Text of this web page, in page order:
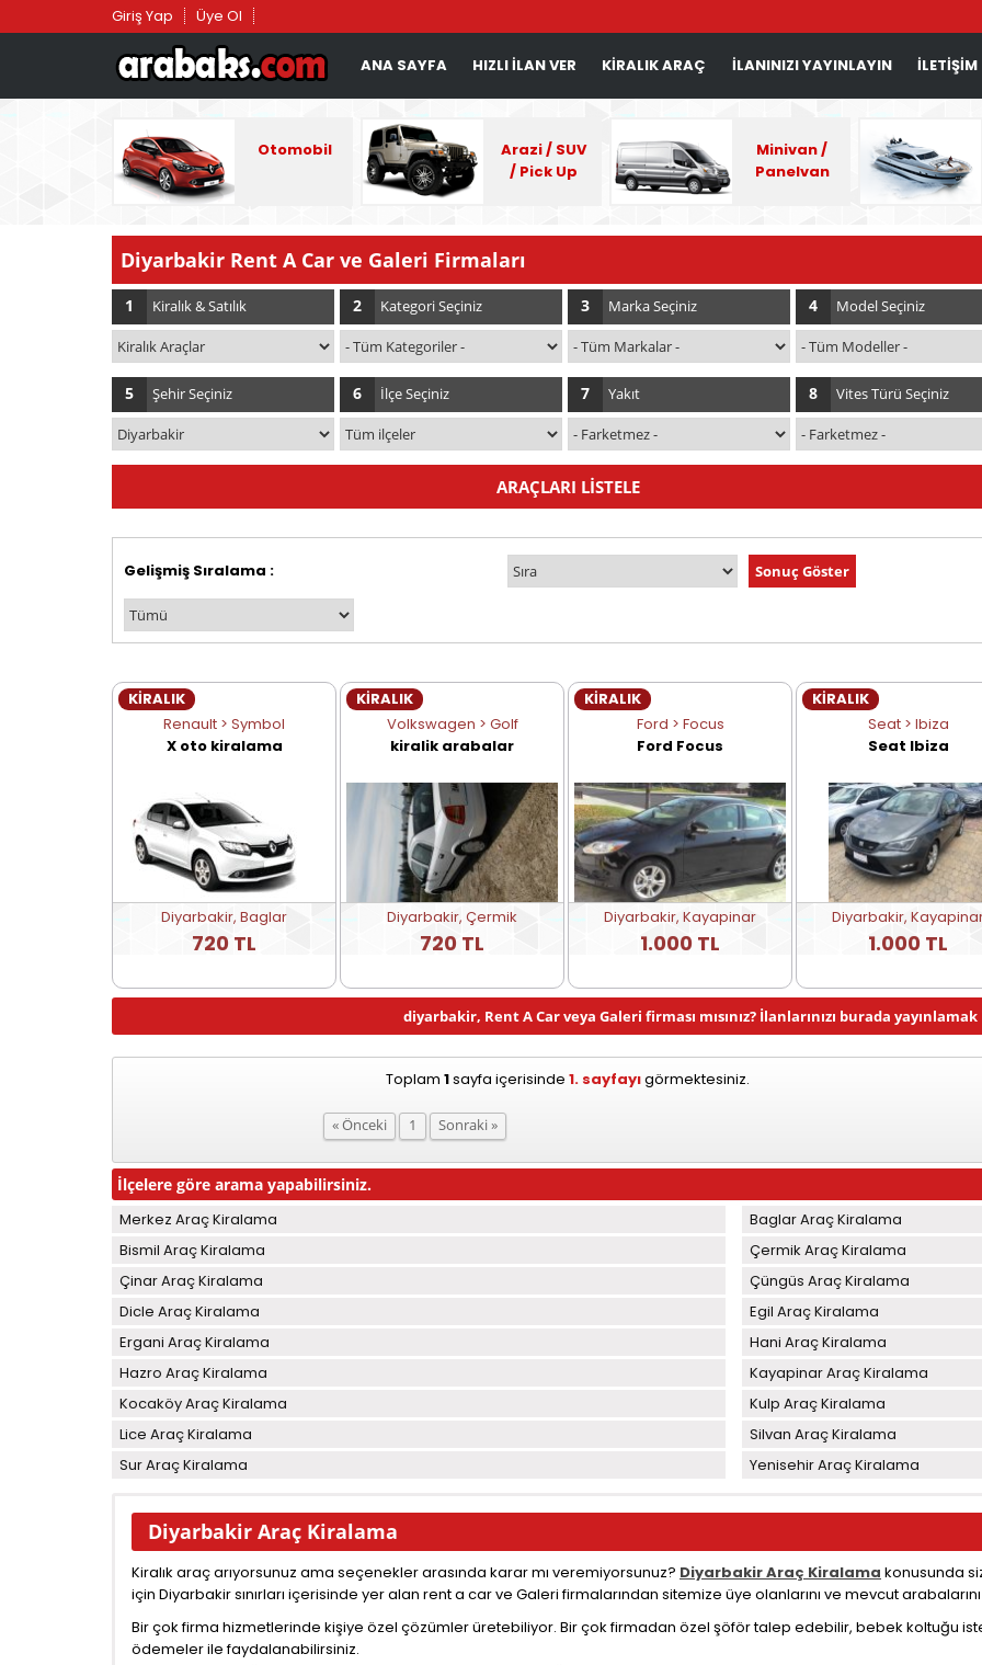
Giriş Yap Üye Ol
ANA SAYFA HIZLI İLAN VER KİRALIK ARAÇ İLANINIZI YAYINLAYIN İLETİŞİM
Otomobil
Arazi / SUV
/ Pick Up
Minivan /
Panelvan
Diyarbakir Rent A Car ve Galeri Firmaları
1 Kiralık & Satılık 2 Kategori Seçiniz 3 Marka Seçiniz 4 Model Seçiniz
5 Şehir Seçiniz 6 İlçe Seçiniz 7 Yakıt 8 Vites Türü Seçiniz
ARAÇLARI LİSTELE
Gelişmiş Sıralama :
KİRALIK
Renault > Symbol
X oto kiralama
Diyarbakir, Baglar
720 TL
KİRALIK
Volkswagen > Golf
kiralik arabalar
Diyarbakir, Çermik
720 TL
KİRALIK
Ford > Focus
Ford Focus
Diyarbakir, Kayapinar
1.000 TL
KİRALIK
Seat > Ibiza
Seat Ibiza
Diyarbakir,
1.000 TL
diyarbakir, Rent A Car veya Galeri firması mısınız? İlanlarınızı burada
Toplam1sayfa içerisinde1. sayfayıgörmektesiniz.
« Önceki 1 Sonraki »
İlçelere göre arama yapabilirsiniz.
Merkez Araç Kiralama
Baglar Araç Kiralama
Bismil Araç Kiralama
Çermik Araç Kiralama
Çinar Araç Kiralama
Çüngüs Araç Kiralama
Dicle Araç Kiralama
Egil Araç Kiralama
Ergani Araç Kiralama
Hani Araç Kiralama
Hazro Araç Kiralama
Kayapinar Araç Kiralama
Kocaköy Araç Kiralama
Kulp Araç Kiralama
Lice Araç Kiralama
Silvan Araç Kiralama
Sur Araç Kiralama
Yenisehir Araç Kiralama
Diyarbakir Araç Kiralama
Kiralık araç arıyorsunuz ama seçenekler arasında karar mı veremiyorsunuz? Diyarbakir Araç Kiralama konusunda
için Diyarbakir sınırları içerisinde yer alan rent a car ve Galeri firmalarından sitemize üye olanlarını ve mevcut
Bir çok firma hizmetlerinde kişiye özel çözümler üretebiliyor. Bir çok firmadan özel şöför talep edebilir, bebek koltuğu
ödemeler ile faydalanabilirsiniz.